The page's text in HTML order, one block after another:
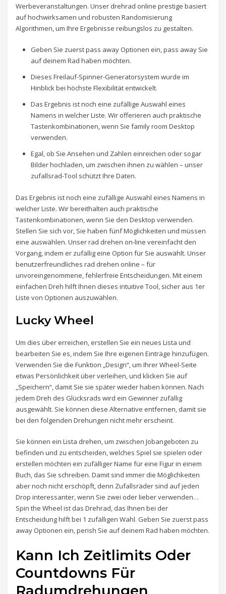
Werbeveranstaltungen. Unser drehrad online prestige basiert
auf hochwirksamen und robusten Randomisierung
Algorithmen, um Ihre Ergebnisse reibungslos zu gestalten.
Geben Sie zuerst pass away Optionen ein, pass away Sie
auf deinem Rad haben möchten.
Dieses Freilauf-Spinner-Generatorsystem wurde im
Hinblick bei höchste Flexibilität entwickelt.
Das Ergebnis ist noch eine zufällige Auswahl eines
Namens in welcher Liste. Wir offerieren auch praktische
Tastenkombinationen, wenn Sie family room Desktop
verwenden.
Egal, ob Sie Ansehen und Zahlen einreichen oder sogar
Bilder hochladen, um zwischen ihnen zu wählen – unser
zufallsrad-Tool schützt Ihre Daten.
Das Ergebnis ist noch eine zufällige Auswahl eines Namens in
welcher Liste. Wir bereithalten auch praktische
Tastenkombinationen, wenn Sie den Desktop verwenden.
Stellen Sie sich vor, Sie haben fünf Möglichkeiten und müssen
eine auswählen. Unser rad drehen on-line vereinfacht den
Vorgang, indem er zufällig eine Option für Sie auswählt. Unser
benutzerfreundliches rad drehen online – für
unvoreingenommene, fehlerfreie Entscheidungen. Mit einem
einfachen Dreh hilft Ihnen dieses intuitive Tool, sicher aus 1er
Liste von Optionen auszuwählen.
Lucky Wheel
Um dies über erreichen, erstellen Sie ein neues Lista und
bearbeiten Sie es, indem Sie Ihre eigenen Einträge hinzufügen.
Verwenden Sie die Funktion „Design“, um Ihrer Wheel-Seite
etwas Persönlichkeit über verleihen, und klicken Sie auf
„Speichern“, damit Sie sie später wieder haben können. Nach
jedem Dreh des Glücksrads wird ein Gewinner zufällig
ausgewählt. Sie können diese Alternative entfernen, damit sie
bei den folgenden Drehungen nicht mehr erscheint.
Sie können ein Lista drehen, um zwischen Jobangeboten zu
befinden und zu entscheiden, welches Spiel sie spielen oder
erstellen möchten ein zufälliger Name für eine Figur in einem
Buch, das Sie schreiben. Damit sind immer die Möglichkeiten
aber noch nicht erschöpft, denn Zufallsräder sind auf jeden
Drop interessanter, wenn Sie zwei oder lieber verwenden…
Spin the Wheel ist das Drehrad, das Ihnen bei der
Entscheidung hilft bei 1 zufälligen Wahl. Geben Sie zuerst pass
away Optionen ein, perish Sie auf deinem Rad haben möchten.
Kann Ich Zeitlimits Oder
Countdowns Für
Radumdrehungen